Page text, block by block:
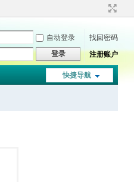
自动登录
找回密码
登录 注册账户
快捷导航